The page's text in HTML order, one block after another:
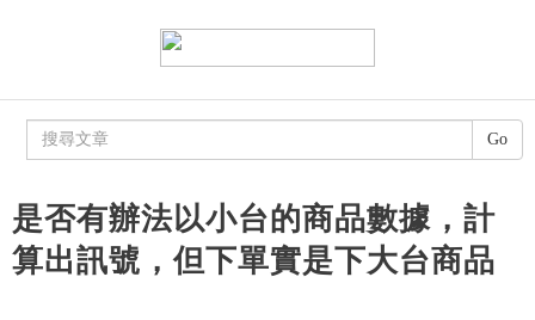
是否有辦法以小台的商品數據，計
算出訊號，但下單實是下大台商品
Go